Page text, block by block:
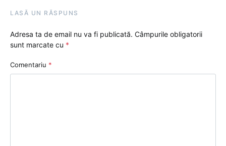
LASĂ UN RĂSPUNS
Adresa ta de email nu va fi publicată. Câmpurile obligatorii
sunt marcate cu *
Comentariu *